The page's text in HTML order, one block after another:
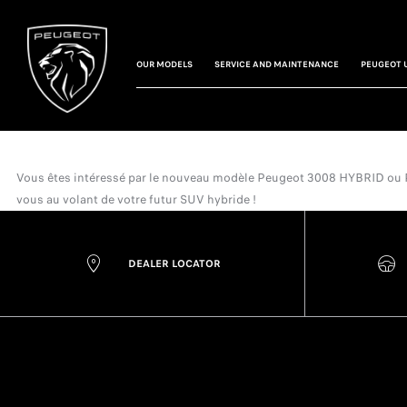
OUR MODELS SERVICE AND MAINTENANCE PEUGEOT
Vous êtes intéressé par le nouveau modèle Peugeot 3008 HYBRID
vous au volant de votre futur SUV hybride !
DEALER LOCATOR